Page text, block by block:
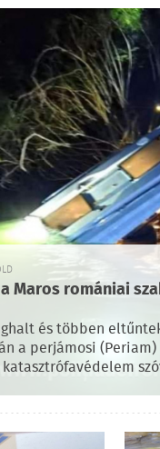
Maros romániai
és többen
a perjámosi